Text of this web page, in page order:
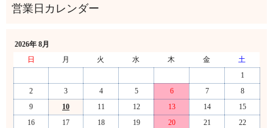
2026年 8月
日
月 火 水 木 金
土
1
2
3 4 5 6 7
8
9
10 11 12 13 14
15
16
17 18 19 20 21
22